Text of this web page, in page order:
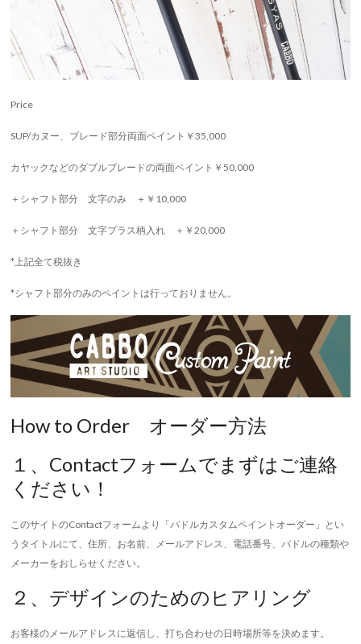
Price
SUP/カヌー、ブレード部分両面ペイント￥35,000
カヤックなどのダブルブレードの両面ペイント￥50,000
＋シャフト部分 文字のみ ＋￥10,000
＋シャフト部分 文字プラス柄入れ ＋￥20,000
*上記全て税抜き
*シャフト部分のみのペイントは行っておりません。
How to Order オーダー方法
１、Contactフォームでまずはご連絡
ください！
このサイトのContactフォームより「パドルカスタムペイントオーダー」とい
うタイトルにて、住所、お名前、メールアドレス、電話番号、パドルの種類や
メーカーをおしらせください。
２、デザインのためのヒアリング
お客様のメールアドレスに返信し、打ち合わせの日時場所等を決めます。